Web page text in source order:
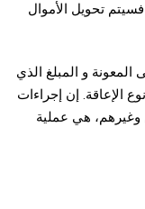
تحويل الأموال
و المبلغ الذي
الإعاقة. إن إجراءات
وغيرهم، هي عملية